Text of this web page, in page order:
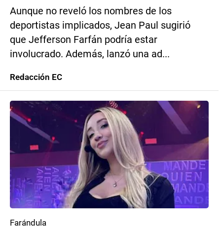
Aunque no reveló los nombres de los
deportistas implicados, Jean Paul sugirió
que Jefferson Farfán podría estar
involucrado. Además, lanzó una ad...
Redacción EC
Farándula